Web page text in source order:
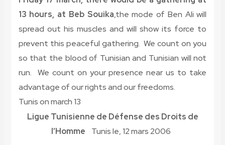
13 hours, at Beb Souika,the mode of Ben Ali will
spread out his muscles and will show its force to
prevent this peaceful gathering. We count on you
so that the blood of Tunisian and Tunisian will not
run. We count on your presence near us to take
advantage of our rights and our freedoms.
Tunis on march 13
Ligue Tunisienne de Défense des Droits de
l’Homme
Tunis le, 12 mars 2006